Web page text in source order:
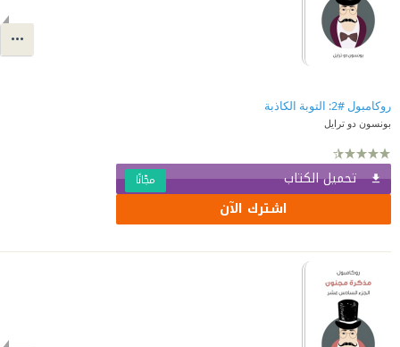
روكامبول #2: التوبة الكاذبة
بونسون دو ترايل
تحميل الكتاب مجّانًا
اشترك الآن